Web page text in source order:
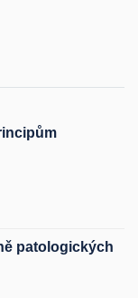
patologických